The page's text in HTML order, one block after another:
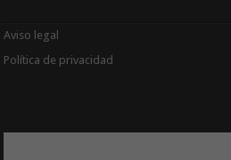
Aviso legal
Política de privacidad